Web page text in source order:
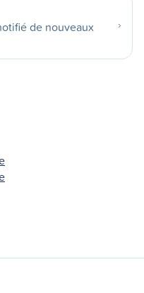
de nouveaux